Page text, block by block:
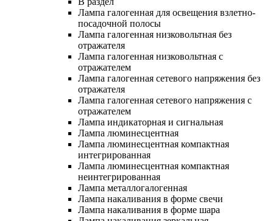
Лампа галогенная для освещения взлетно-
посадочной полосы
Лампа галогенная низковольтная без
отражателя
Лампа галогенная низковольтная с
отражателем
Лампа галогенная сетевого напряжения без
отражателя
Лампа галогенная сетевого напряжения с
отражателем
Лампа индикаторная и сигнальная
Лампа люминесцентная
Лампа люминесцентная компактная
интегрированная
Лампа люминесцентная компактная
неинтегрированная
Лампа металлогалогенная
Лампа накаливания в форме свечи
Лампа накаливания в форме шара